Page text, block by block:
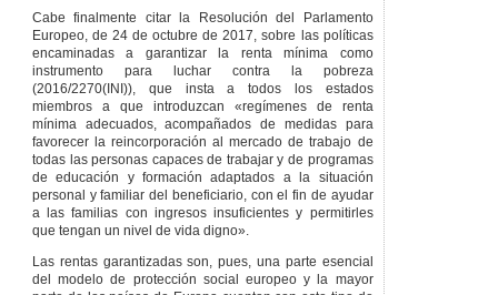
Artículo 46
Efectos de la
suspensión.
Artículo 47
Suspensión
cautelar de la
prestación.
Artículo 48
Extinción de la
prestación.
Artículo 49
Efectos de la
prestación.
Artículo 50
Cabe finalmente citar la Resolución del Parlamento
Europeo, de 24 de octubre de 2017, sobre las políticas
encaminadas a garantizar la renta mínima como
instrumento para luchar contra la pobreza
(2016/2270(INI)), que insta a todos los estados
miembros a que introduzcan «regímenes de renta
mínima adecuados, acompañados de medidas para
favorecer la reincorporación al mercado de trabajo de
todas las personas capaces de trabajar y de programas
de educación y formación adaptados a la situación
personal y familiar del beneficiario, con el fin de ayudar
a las familias con ingresos insuficientes y permitirles
que tengan un nivel de vida digno».
Las rentas garantizadas son, pues, una parte esencial
del modelo de protección social europeo y la mayor